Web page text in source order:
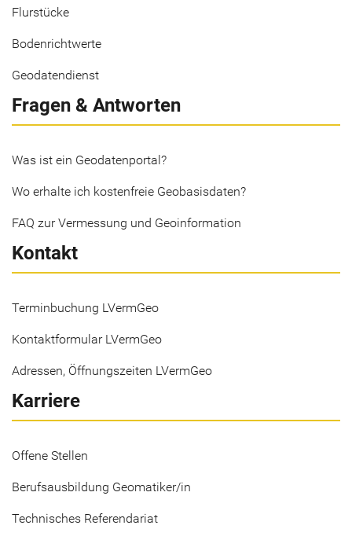
Flurstücke
Bodenrichtwerte
Geodatendienst
Fragen & Antworten
Was ist ein Geodatenportal?
Wo erhalte ich kostenfreie Geobasisdaten?
FAQ zur Vermessung und Geoinformation
Kontakt
Terminbuchung LVermGeo
Kontaktformular LVermGeo
Adressen, Öffnungszeiten LVermGeo
Karriere
Offene Stellen
Berufsausbildung Geomatiker/in
Technisches Referendariat